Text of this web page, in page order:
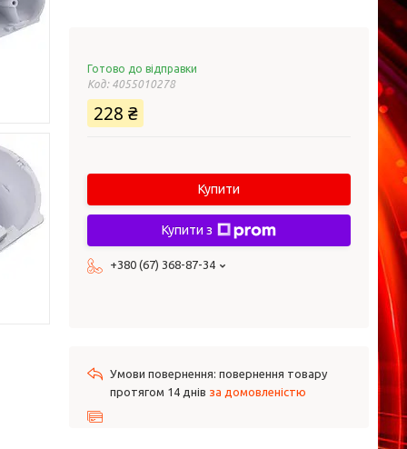
Готово до відправки
Код: 4055010278
228 ₴
Купити
Купити з
+380 (67) 368-87-34
повернення товару
протягом 14 днів за домовленістю